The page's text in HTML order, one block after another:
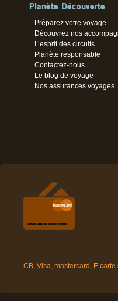
Planète Découverte
Préparez votre voyage
Découvrez nos
L’esprit des circuits
Planète responsable
Contactez-nous
Le blog de voyage
Nos assurances voyages
CB, Visa, mastercard, E